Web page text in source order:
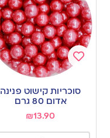
wishlist
סוכריות קישוט פנינה
אדום 80 גרם
₪13.90